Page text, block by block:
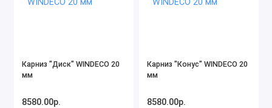
Карниз "Диск" WINDECO 20
мм
8580.00р.
Карниз "Конус" WINDECO 20
мм
8580.00р.